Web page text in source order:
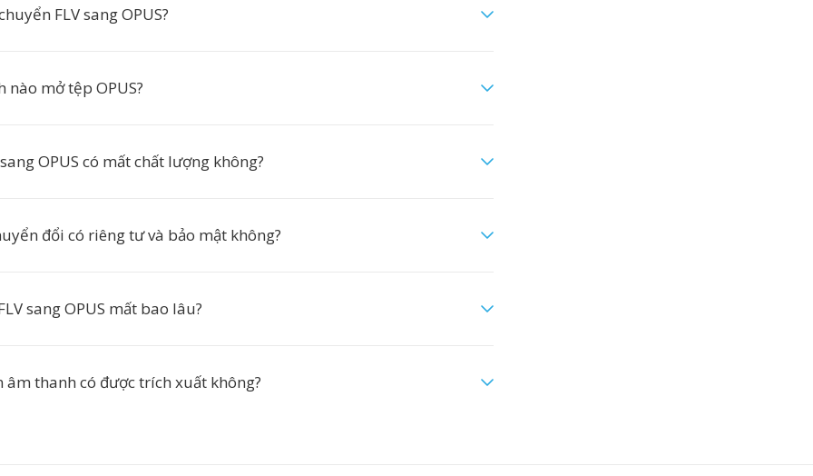
FLV sang OPUS?
nào mở tệp OPUS?
OPUS có mất chất lượng không?
đổi có riêng tư và bảo mật không?
sang OPUS mất bao lâu?
âm thanh có được trích xuất không?